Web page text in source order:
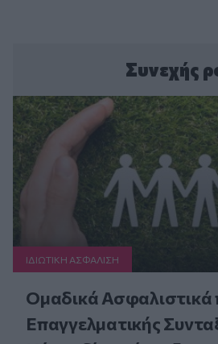
Συνεχής
ΙΔΙΩΤΙΚΗ ΑΣΦAΛΙΣΗ
Ομαδικά Ασφαλιστικά
Επαγγελματικής